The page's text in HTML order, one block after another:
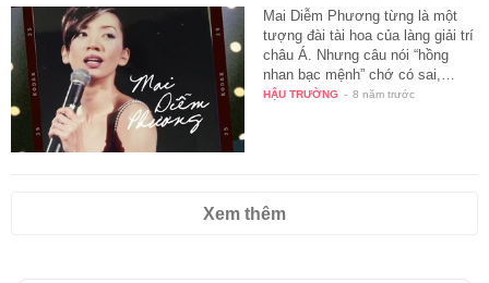
Mai Diễm Phương từng là một
tượng đài tài hoa của làng giải trí
châu Á. Nhưng câu nói “hồng
nhan bạc mệnh” chớ có sai,…
HẬU TRƯỜNG - 8 năm trước
Xem thêm